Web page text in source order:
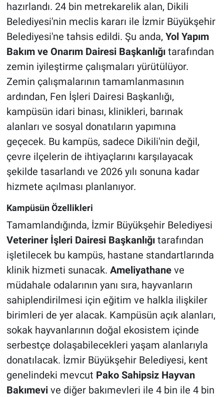
hazırlandı. 24 bin metrekarelik alan, Dikili
Belediyesi'nin meclis kararı ile İzmir Büyükşehir
Belediyesi'ne tahsis edildi. Şu anda, Yol Yapım
Bakım ve Onarım Dairesi Başkanlığıtarafından
zemin iyileştirme çalışmaları yürütülüyor.
Zemin çalışmalarının tamamlanmasının
ardından, Fen İşleri Dairesi Başkanlığı,
kampüsün idari binası, klinikleri, barınak
alanları ve sosyal donatıların yapımına
geçecek. Bu kampüs, sadece Dikili'nin değil,
çevre ilçelerin de ihtiyaçlarını karşılayacak
şekilde tasarlandı ve 2026 yılı sonuna kadar
hizmete açılması planlanıyor.
Kampüsün Özellikleri
Tamamlandığında, İzmir Büyükşehir Belediyesi
Veteriner İşleri Dairesi Başkanlığıtarafından
işletilecek bu kampüs, hastane standartlarında
klinik hizmeti sunacak. Ameliyathaneve
müdahale odalarının yanı sıra, hayvanların
sahiplendirilmesi için eğitim ve halkla ilişkiler
birimleri de yer alacak. Kampüsün açık alanları,
sokak hayvanlarının doğal ekosistem içinde
serbestçe dolaşabilecekleri yaşam alanlarıyla
donatılacak. İzmir Büyükşehir Belediyesi, kent
genelindeki mevcut Pako Sahipsiz Hayvan
Bakımevive diğer bakımevleri ile 4 bin ile 4 bin